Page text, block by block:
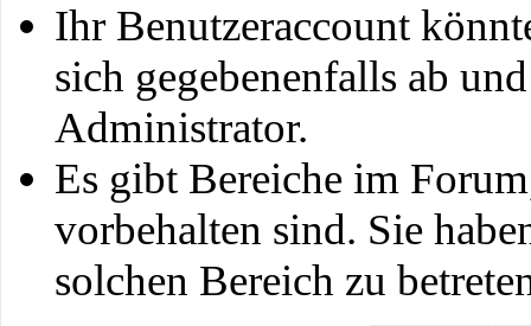
Ihr Benutzeraccount
sich gegebenenfalls ab
Administrator.
Es gibt Bereiche im
vorbehalten sind. Sie
solchen Bereich zu